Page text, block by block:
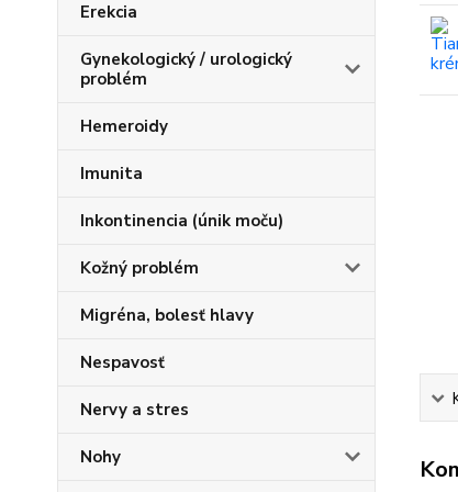
Erekcia
Gynekologický / urologický
problém
Hemeroidy
Imunita
Inkontinencia (únik moču)
Kožný problém
Migréna, bolesť hlavy
Nespavosť
Nervy a stres
Nohy